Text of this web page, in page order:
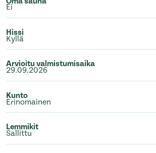
Ei
Hissi
Kyllä
Arvioitu valmistumisaika
29.09.2026
Kunto
Erinomainen
Lemmikit
Sallittu